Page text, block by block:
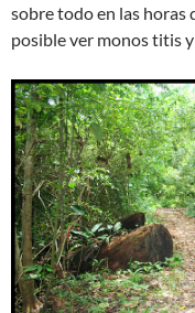
sobre todo en las horas
posible ver monos titis